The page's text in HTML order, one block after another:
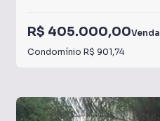
R$ 405.000,00Venda
Condomínio R$ 901,74